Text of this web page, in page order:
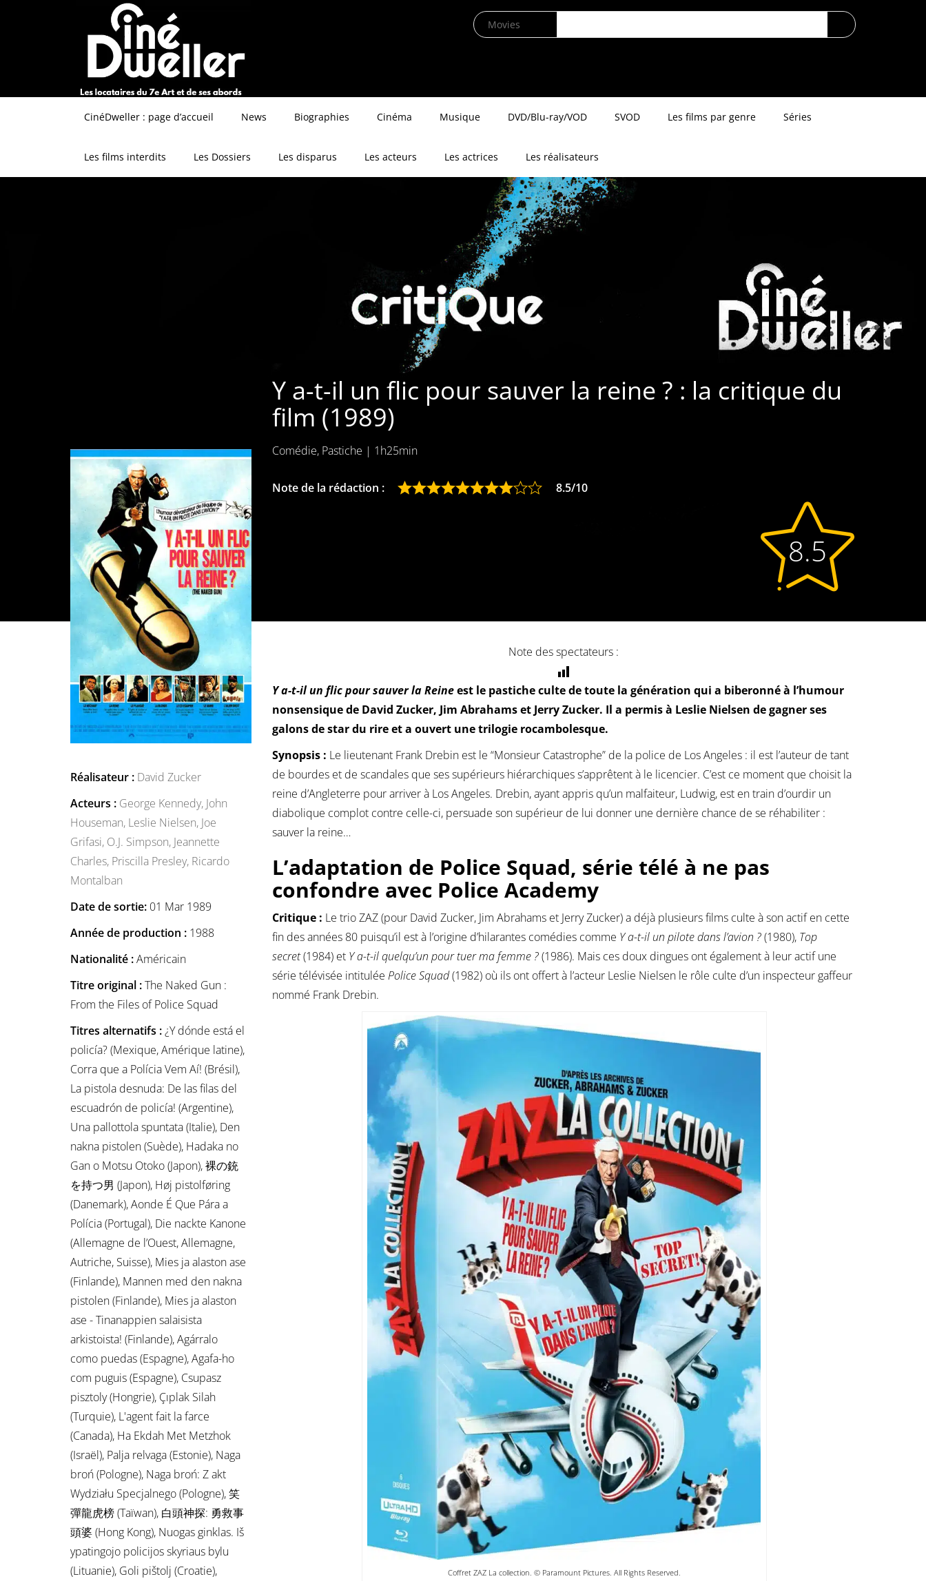
CinéDweller : page d’accueil News Biographies Cinéma Musique DVD/Blu-ray/VOD SVOD Les films par genre Séries
Les films interdits Les Dossiers Les disparus Les acteurs Les actrices Les réalisateurs
Y a-t-il un flic pour sauver la reine ? : la critique du
film (1989)
Comédie, Pastiche | 1h25min
Note de la rédaction : 8.5/10
8.5
Réalisateur : David Zucker
Acteurs : George Kennedy, John
Houseman, Leslie Nielsen, Joe
Grifasi, O.J. Simpson, Jeannette
Charles, Priscilla Presley, Ricardo
Montalban
Date de sortie: 01 Mar 1989
Année de production : 1988
Nationalité :Américain
Titre original :The Naked Gun :
From the Files of Police Squad
Titres alternatifs :¿Y dónde está el
policía? (Mexique, Amérique latine),
Corra que a Polícia Vem Aí! (Brésil),
La pistola desnuda: De las filas del
escuadrón de policía! (Argentine),
Una pallottola spuntata (Italie), Den
nakna pistolen (Suède), Hadaka no
Gan o Motsu Otoko (Japon), 裸の銃
を持つ男 (Japon), Høj pistolføring
(Danemark), Aonde É Que Pára a
Polícia (Portugal), Die nackte Kanone
(Allemagne de l’Ouest, Allemagne,
Autriche, Suisse), Mies ja alaston ase
(Finlande), Mannen med den nakna
pistolen (Finlande), Mies ja alaston
ase - Tinanappien salaisista
arkistoista! (Finlande), Agárralo
como puedas (Espagne), Agafa-ho
com puguis (Espagne), Csupasz
pisztoly (Hongrie), Çıplak Silah
(Turquie), L'agent fait la farce
(Canada), Ha Ekdah Met Metzhok
(Israël), Palja relvaga (Estonie), Naga
broń (Pologne), Naga broń: Z akt
Wydziału Specjalnego (Pologne), 笑
彈龍虎榜 (Taïwan), 白頭神探: 勇救事
頭婆 (Hong Kong), Nuogas ginklas. Iš
ypatingojo policijos skyriaus bylu
(Lituanie), Goli pištolj (Croatie),
Note des spectateurs :
Y a-t-il un flic pour sauver la Reineest le pastiche culte de toute la génération qui a biberonné à l’humour
nonsensique de David Zucker, Jim Abrahams et Jerry Zucker. Il a permis à Leslie Nielsen de gagner ses
galons de star du rire et a ouvert une trilogie rocambolesque.
Synopsis : Le lieutenant Frank Drebin est le “Monsieur Catastrophe” de la police de Los Angeles : il est l’auteur de tant
de bourdes et de scandales que ses supérieurs hiérarchiques s’apprêtent à le licencier. C’est ce moment que choisit la
reine d’Angleterre pour arriver à Los Angeles. Drebin, ayant appris qu’un malfaiteur, Ludwig, est en train d’ourdir un
diabolique complot contre celle-ci, persuade son supérieur de lui donner une dernière chance de se réhabiliter :
sauver la reine…
L’adaptation de Police Squad, série télé à ne pas
confondre avec Police Academy
Critique : Le trio ZAZ (pour David Zucker, Jim Abrahams et Jerry Zucker) a déjà plusieurs films culte à son actif en cette
fin des années 80 puisqu’il est à l’origine d’hilarantes comédies comme Y a-t-il un pilote dans l’avion ?(1980), Top
secret(1984) et Y a-t-il quelqu’un pour tuer ma femme ?(1986). Mais ces doux dingues ont également à leur actif une
série télévisée intitulée Police Squad(1982) où ils ont offert à l’acteur Leslie Nielsen le rôle culte d’un inspecteur gaffeur
nommé Frank Drebin.
Coffret ZAZ La collection. © Paramount Pictures. All Rights Reserved.